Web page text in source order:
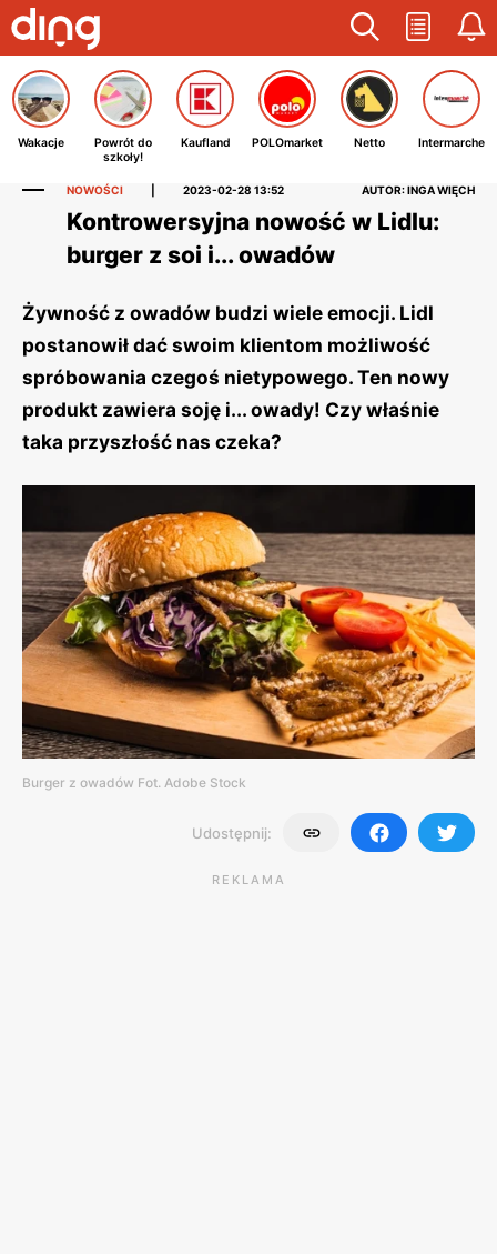
Wakacje
Powrót do
szkoły!
Kaufland POLOmarket Netto Intermarche
NOWOŚCI 2023-02-28 13:52 AUTOR: INGA WIĘCH
Kontrowersyjna nowość w Lidlu:
burger z soi i... owadów
Żywność z owadów budzi wiele emocji. Lidl
postanowił dać swoim klientom możliwość
spróbowania czegoś nietypowego. Ten nowy
produkt zawiera soję i... owady! Czy właśnie
taka przyszłość nas czeka?
Burger z owadów Fot. Adobe Stock
Udostępnij:
REKLAMA